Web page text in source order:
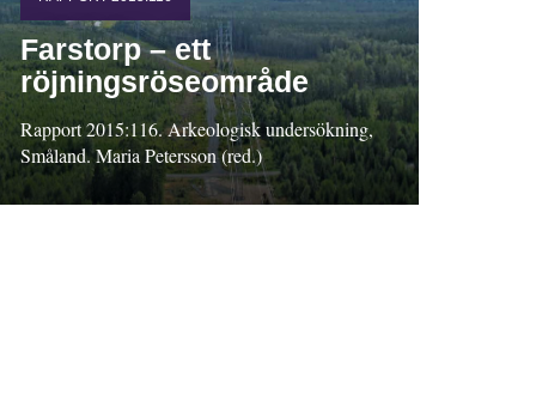
Farstorp – ett
röjningsröseområde
Rapport 2015:116. Arkeologisk undersökning,
Småland. Maria Petersson (red.)